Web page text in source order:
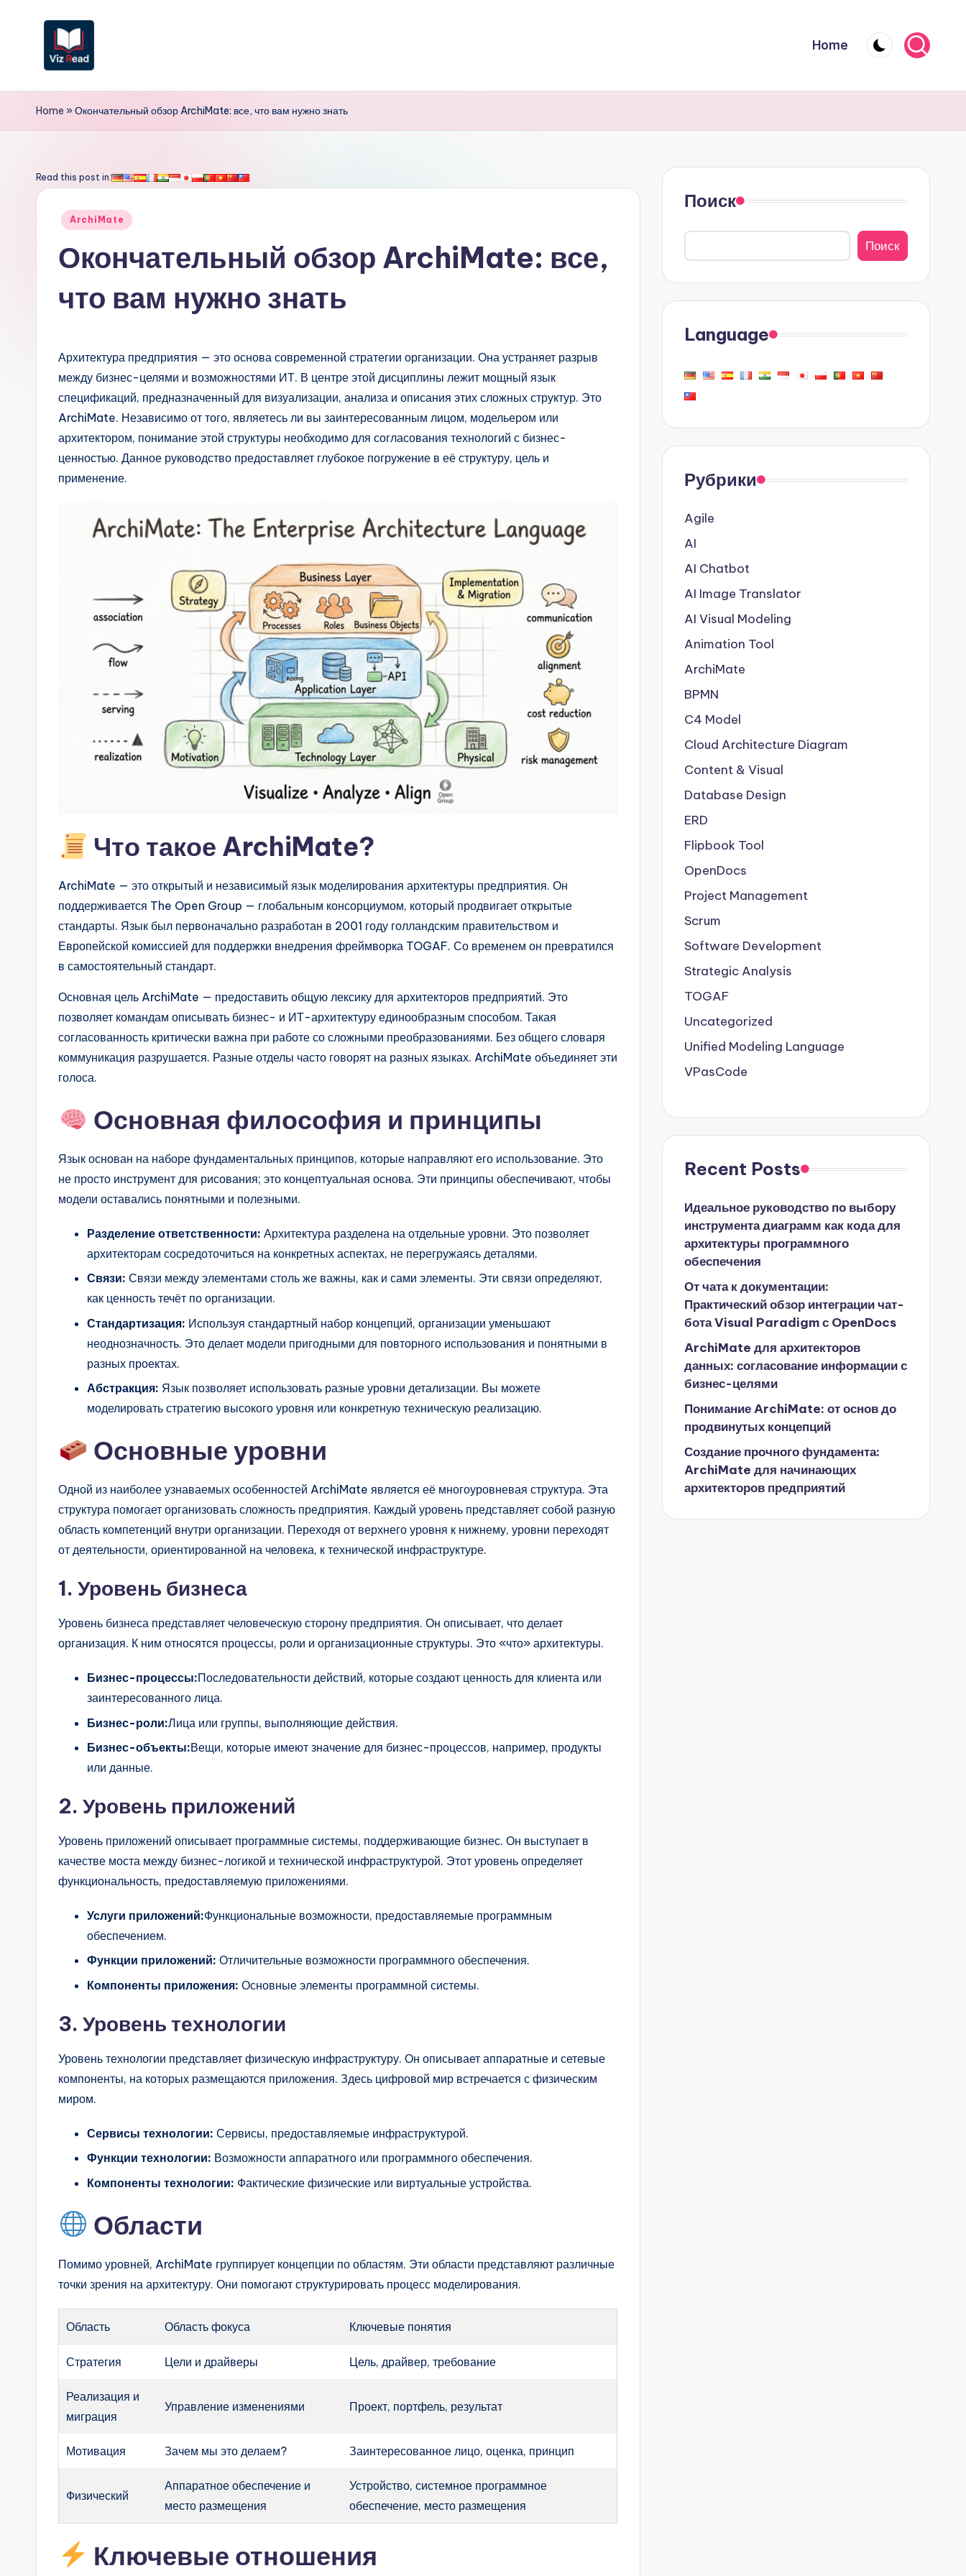
V
iz
e
si
A
si
Home
Home »Окончательный обзор ArchiMate: все, что вам нужно знать
Read this post in:
Опубликовано
ArchiMate
Окончательный обзор ArchiMate: все,
что вам нужно знать
Архитектура предприятия — это основа современной стратегии организации. Она устраняет разрыв
между бизнес-целями и возможностями ИТ. В центре этой дисциплины лежит мощный язык
спецификаций, предназначенный для визуализации, анализа и описания этих сложных структур. Это
ArchiMate. Независимо от того, являетесь ли вы заинтересованным лицом, модельером или
архитектором, понимание этой структуры необходимо для согласования технологий с бизнес-
ценностью. Данное руководство предоставляет глубокое погружение в её структуру, цель и
применение.
Что такое ArchiMate?
ArchiMate — это открытый и независимый язык моделирования архитектуры предприятия. Он
поддерживается The Open Group — глобальным консорциумом, который продвигает открытые
стандарты. Язык был первоначально разработан в 2001 году голландским правительством и
Европейской комиссией для поддержки внедрения фреймворка TOGAF. Со временем он превратился
в самостоятельный стандарт.
Основная цель ArchiMate — предоставить общую лексику для архитекторов предприятий. Это
позволяет командам описывать бизнес- и ИТ-архитектуру единообразным способом. Такая
согласованность критически важна при работе со сложными преобразованиями. Без общего словаря
коммуникация разрушается. Разные отделы часто говорят на разных языках. ArchiMate объединяет эти
голоса.
Основная философия и принципы
Язык основан на наборе фундаментальных принципов, которые направляют его использование. Это
не просто инструмент для рисования; это концептуальная основа. Эти принципы обеспечивают, чтобы
модели оставались понятными и полезными.
Разделение ответственности: Архитектура разделена на отдельные уровни. Это позволяет
архитекторам сосредоточиться на конкретных аспектах, не перегружаясь деталями.
Связи: Связи между элементами столь же важны, как и сами элементы. Эти связи определяют,
как ценность течёт по организации.
Стандартизация: Используя стандартный набор концепций, организации уменьшают
неоднозначность. Это делает модели пригодными для повторного использования и понятными в
разных проектах.
Абстракция: Язык позволяет использовать разные уровни детализации. Вы можете
моделировать стратегию высокого уровня или конкретную техническую реализацию.
Основные уровни
Одной из наиболее узнаваемых особенностей ArchiMate является её многоуровневая структура. Эта
структура помогает организовать сложность предприятия. Каждый уровень представляет собой разную
область компетенций внутри организации. Переходя от верхнего уровня к нижнему, уровни переходят
от деятельности, ориентированной на человека, к технической инфраструктуре.
1. Уровень бизнеса
Уровень бизнеса представляет человеческую сторону предприятия. Он описывает, что делает
организация. К ним относятся процессы, роли и организационные структуры. Это «что» архитектуры.
Бизнес-процессы:Последовательности действий, которые создают ценность для клиента или
заинтересованного лица.
Бизнес-роли:Лица или группы, выполняющие действия.
Бизнес-объекты:Вещи, которые имеют значение для бизнес-процессов, например, продукты
или данные.
2. Уровень приложений
Уровень приложений описывает программные системы, поддерживающие бизнес. Он выступает в
качестве моста между бизнес-логикой и технической инфраструктурой. Этот уровень определяет
функциональность, предоставляемую приложениями.
Услуги приложений:Функциональные возможности, предоставляемые программным
обеспечением.
Функции приложений: Отличительные возможности программного обеспечения.
Компоненты приложения: Основные элементы программной системы.
3. Уровень технологии
Уровень технологии представляет физическую инфраструктуру. Он описывает аппаратные и сетевые
компоненты, на которых размещаются приложения. Здесь цифровой мир встречается с физическим
миром.
Сервисы технологии: Сервисы, предоставляемые инфраструктурой.
Функции технологии: Возможности аппаратного или программного обеспечения.
Компоненты технологии: Фактические физические или виртуальные устройства.
Области
Помимо уровней, ArchiMate группирует концепции по областям. Эти области представляют различные
точки зрения на архитектуру. Они помогают структурировать процесс моделирования.
Область Область фокуса Ключевые понятия
Стратегия Цели и драйверы Цель, драйвер, требование
Реализация и
миграция
Управление изменениями Проект, портфель, результат
Мотивация Зачем мы это делаем? Заинтересованное лицо, оценка, принцип
Физический
Аппаратное обеспечение и
место размещения
Устройство, системное программное
обеспечение, место размещения
Ключевые отношения
Поиск
Поиск
Language
Рубрики
Agile
AI
AI Chatbot
AI Image Translator
AI Visual Modeling
Animation Tool
ArchiMate
BPMN
C4 Model
Cloud Architecture Diagram
Content & Visual
Database Design
ERD
Flipbook Tool
OpenDocs
Project Management
Scrum
Software Development
Strategic Analysis
TOGAF
Uncategorized
Unified Modeling Language
VPasCode
Recent Posts
Идеальное руководство по выбору
инструмента диаграмм как кода для
архитектуры программного
обеспечения
От чата к документации:
Практический обзор интеграции чат-
бота Visual Paradigm с OpenDocs
ArchiMate для архитекторов
данных: согласование информации с
бизнес-целями
Понимание ArchiMate: от основ до
продвинутых концепций
Создание прочного фундамента:
ArchiMate для начинающих
архитекторов предприятий